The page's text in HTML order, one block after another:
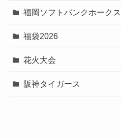
福岡ソフトバンクホークス
福袋2026
花火大会
阪神タイガース